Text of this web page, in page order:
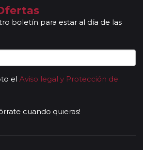
guía-acompañante o bien cambiará de
en función de la etapa. Los guías
siempre estarán presentes en los
pero poseen múltiples funciones y
a la totalidad del grupo y no a una
En los momentos en que no
realizando funciones bien
bien para otros grupos diferentes y
disponibles en un momento
boletín para estar al día de las
el Aviso legal y Protección de
cuando quieras!